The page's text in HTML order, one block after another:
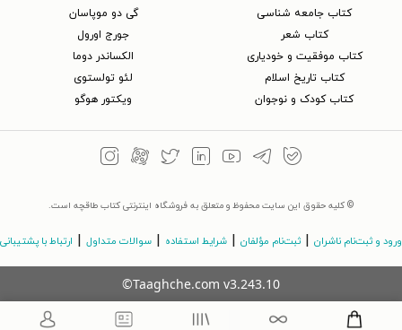
کتاب جامعه شناسی
کتاب شعر
کتاب موفقیت و خودیاری
کتاب تاریخ اسلام
کتاب کودک و نوجوان
گی دو موپاسان
جورج اورول
الکساندر دوما
لئو تولستوی
ویکتور هوگو
© کلیه حقوق این سایت محفوظ و متعلق به فروشگاه اینترنتی کتاب طاقچه است.
ورود و ثبت‌نام ناشران ثبت‌نام مؤلفان شرایط استفاده سوالات متداول ارتباط با پشتیبانی
©Taaghche.com v3.243.10